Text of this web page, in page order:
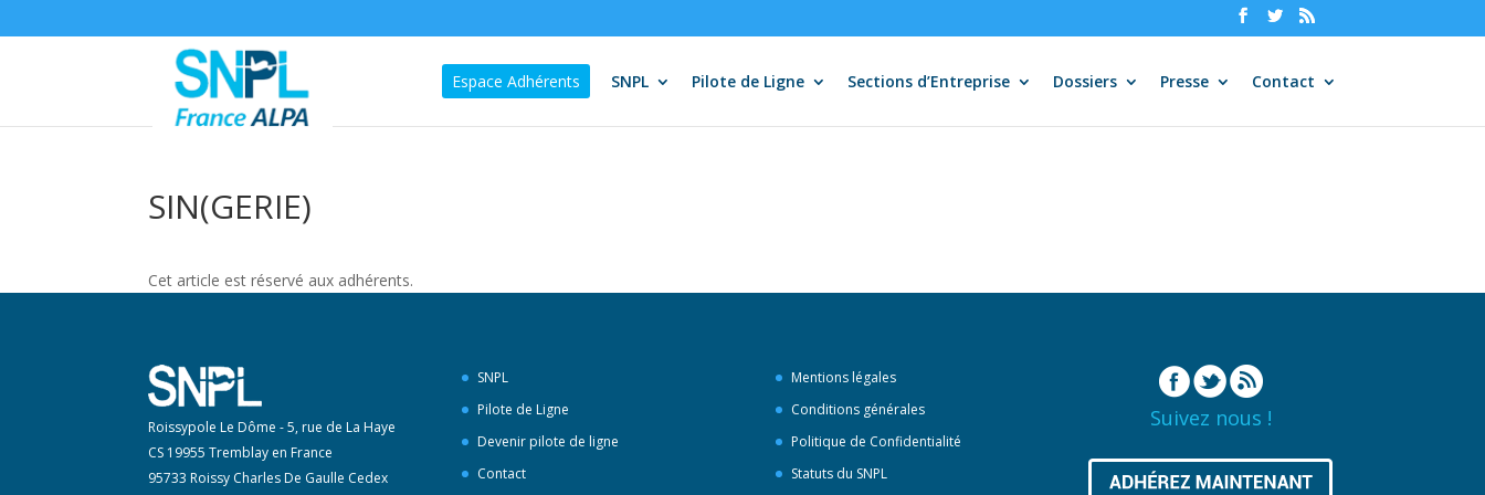
Espace Adhérents SNPL Pilote de Ligne Sections d’Entreprise Dossiers Presse Contact
SIN(GERIE)
Cet article est réservé aux adhérents.
Roissypole Le Dôme - 5, rue de La Haye
CS 19955 Tremblay en France
95733 Roissy Charles De Gaulle Cedex
SNPL
Pilote de Ligne
Devenir pilote de ligne
Contact
Mentions légales
Conditions générales
Politique de Confidentialité
Statuts du SNPL
Suivez nous !